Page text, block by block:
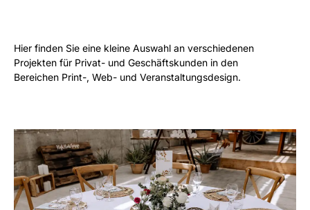
Hier finden Sie eine kleine Auswahl an verschiedenen
Projekten für Privat- und Geschäftskunden in den
Bereichen Print-, Web- und Veranstaltungsdesign.